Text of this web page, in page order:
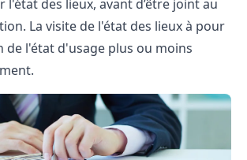
l'état des lieux, avant d’être joint au
La visite de l'état des lieux à pour
de l'état d'usage plus ou moins